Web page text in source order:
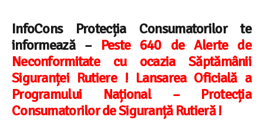
InfoCons Protecția Consumatorilor te
informează – Peste 640 de Alerte de
Neconformitate cu ocazia Săptămânii
Siguranței Rutiere ! Lansarea Oficială a
Programului Național – Protecția
Consumatorilor de Siguranță Rutieră !